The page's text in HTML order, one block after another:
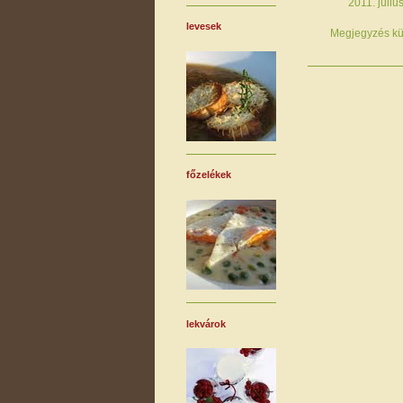
Megjegyzés
levesek
főzelékek
lekvárok